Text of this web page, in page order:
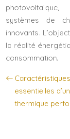
systèmes de
innovants.
la réalité
consommation.
Caractéristiques
essentielles
thermique